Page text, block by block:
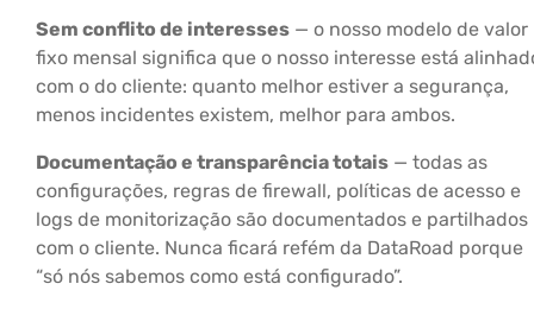
Sem conflito de interesses — o nosso modelo de valor
fixo mensal significa que o nosso interesse está
com o do cliente: quanto melhor estiver a segurança,
menos incidentes existem, melhor para ambos.
Documentação e transparência totais — todas as
configurações, regras de firewall, políticas de acesso e
logs de monitorização são documentados e partilhados
com o cliente. Nunca ficará refém da DataRoad porque
“só nós sabemos como está configurado”.